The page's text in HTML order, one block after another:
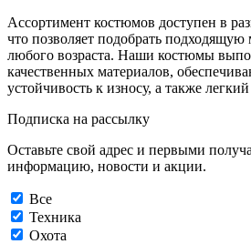
Ассортимент костюмов доступен в
что позволяет подобрать подходящую
любого возраста. Наши костюмы
качественных материалов,
устойчивость к износу, а также
Подписка на рассылку
Оставьте свой адрес и первыми
информацию, новости и акции.
Все
Техника
Охота